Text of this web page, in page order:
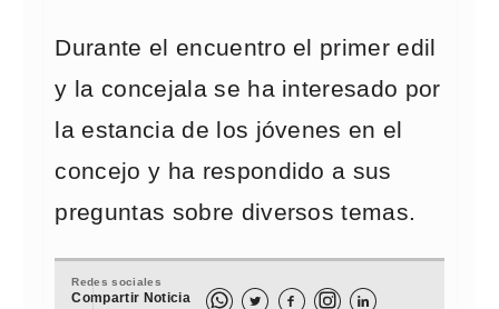
Durante el encuentro el primer edil
y la concejala se ha interesado por
la estancia de los jóvenes en el
concejo y ha respondido a sus
preguntas sobre diversos temas.
Redes sociales
Compartir Noticia   